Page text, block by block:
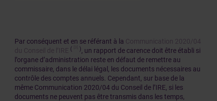
Par conséquent et en se référant à la Communication 2020/04
du Conseil de l’IRE ( ), un rapport de carence doit être établi si
l’organe d’administration reste en défaut de remettre au
commissaire, dans le délai légal, les documents nécessaires au
contrôle des comptes annuels. Cependant, sur base de la
même Communication 2020/04 du Conseil de l’IRE, si les
documents ne peuvent pas être transmis dans les temps,